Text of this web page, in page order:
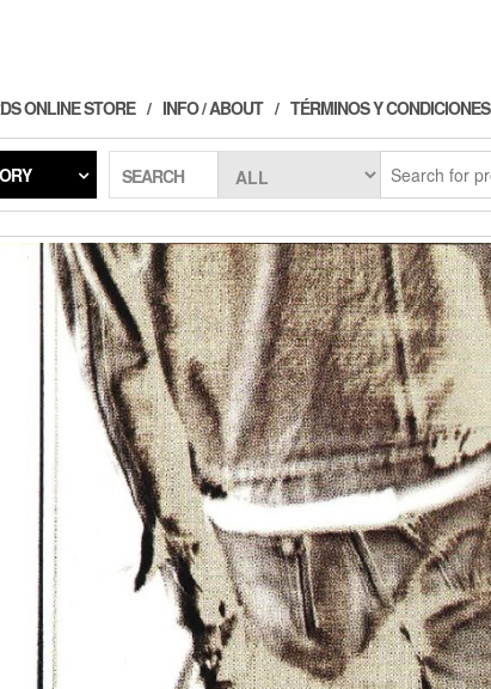
ONLINE STORE
INFO / ABOUT TÉRMINOS Y CONDICIONES
SEARCH